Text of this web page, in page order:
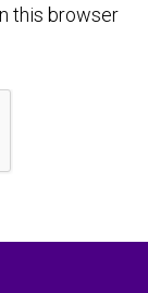
this browser